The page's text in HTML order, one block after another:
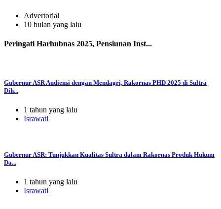
Advertorial
10 bulan yang lalu
Peringati Harhubnas 2025, Pensiunan Inst...
Gubernur ASR Audiensi dengan Mendagri, Rakornas PHD 2025 di Sultra
Dih...
1 tahun yang lalu
Israwati
Gubernur ASR: Tunjukkan Kualitas Sultra dalam Rakornas Produk Hukum
Da...
1 tahun yang lalu
Israwati